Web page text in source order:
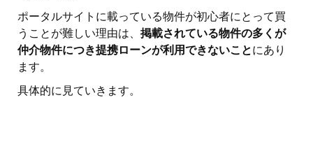
ポータルサイトに載っている物件が初心者にとって買
うことが難しい理由は、 掲載されている物件の多くが
仲介物件につき提携ローンが利用できないことにあり
ます。
具体的に見ていきます。